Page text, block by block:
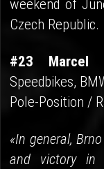
weekend of
Czech Republic.
#23 Marcel
Speedbikes,
Pole-Position /
«In general,
and victory in